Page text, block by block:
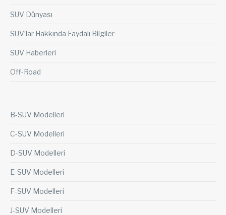
SUV Dünyası
SUV’lar Hakkında Faydalı Bilgiler
SUV Haberleri
Off-Road
B-SUV Modelleri
C-SUV Modelleri
D-SUV Modelleri
E-SUV Modelleri
F-SUV Modelleri
J-SUV Modelleri